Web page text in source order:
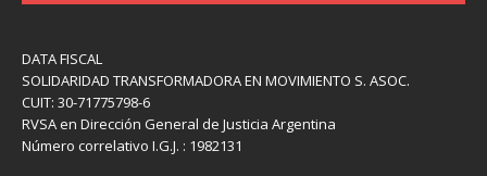
DATA FISCAL
SOLIDARIDAD TRANSFORMADORA EN MOVIMIENTO S. ASOC.
CUIT: 30-71775798-6
RVSA en Dirección General de Justicia Argentina
Número correlativo I.G.J. : 1982131